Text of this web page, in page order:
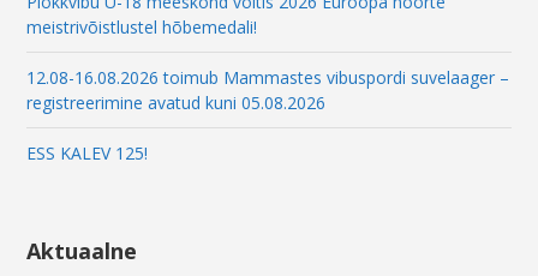
meistrivõistlustel hõbemedali!
12.08-16.08.2026 toimub Mammastes vibuspordi suvelaager –
registreerimine avatud kuni 05.08.2026
ESS KALEV 125!
Aktuaalne